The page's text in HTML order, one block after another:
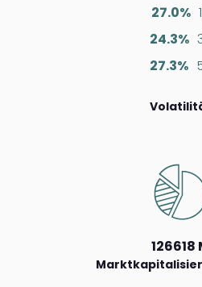
27.0%
24.3%
27.3%
126618